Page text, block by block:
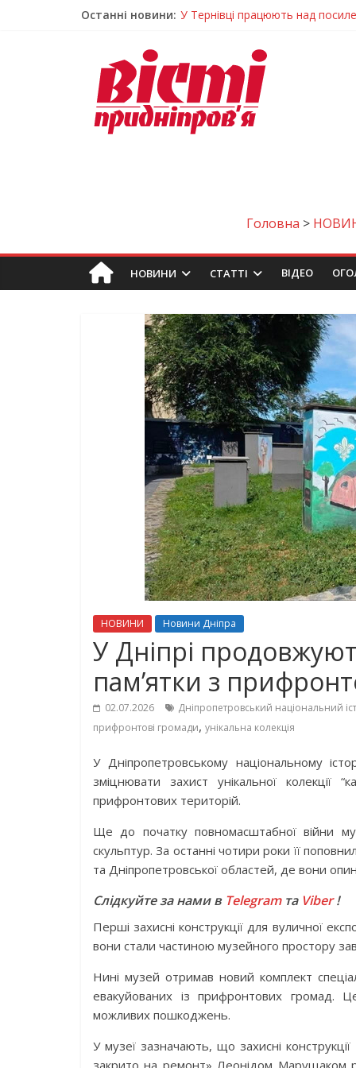
Останні новини: У Тернівці працюють над
У Самарі провели незвичайний
Світлові рішення майстрів із
Засинання після півночі може
Головна >
НОВИНИ СТАТТІ ВIДЕО
НОВИНИ Новини Дніпра
У Дніпрі
пам’ятки з
02.07.2026 Дніпропетровський національний
прифронтові громади, унікальна колекція
У Дніпропетровському національному
зміцнювати захист унікальної колекції
прифронтових територій.
Ще до початку повномасштабної війни
скульптур. За останні чотири роки її
та Дніпропетровської областей, де вони
Слідкуйте за нами в Telegramта Viber!
Перші захисні конструкції для вуличної
вони стали частиною музейного простору
Нині музей отримав новий комплект
евакуйованих із прифронтових громад.
можливих пошкоджень.
У музеї зазначають, що захисні
закрито на ремонт» Леонідом Марущаком